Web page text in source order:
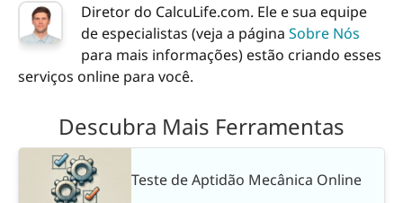
Diretor do CalcuLife.com. Ele e sua equipe
de especialistas (veja a página Sobre Nós
para mais informações) estão criando esses
serviços online para você.
Descubra Mais Ferramentas
Teste de Aptidão Mecânica Online